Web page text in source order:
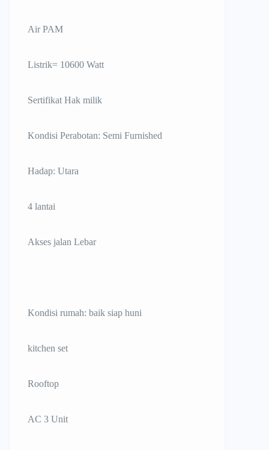
Air PAM
Listrik= 10600 Watt
Sertifikat Hak milik
Kondisi Perabotan: Semi Furnished
Hadap: Utara
4 lantai
Akses jalan Lebar
Kondisi rumah: baik siap huni
kitchen set
Rooftop
AC 3 Unit